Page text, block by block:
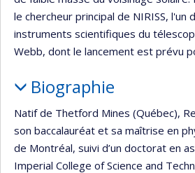
le chercheur principal de NIRISS, l'un
instruments scientifiques du
Webb, dont le lancement est prévu
Biographie
Natif de Thetford Mines (Québec),
son baccalauréat et sa maîtrise en
de Montréal, suivi d’un doctorat en
Imperial College of Science and